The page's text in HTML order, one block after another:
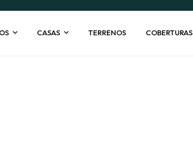
CASAS TERRENOS COBERTURAS
À Venda